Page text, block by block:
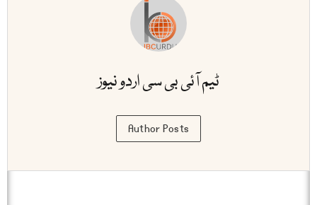
ٹیم آئی بی سی اردو نیوز
Author Posts